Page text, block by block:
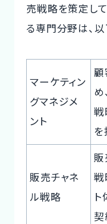
売戦略を策定し
る専門分野は、以
マーケティン
グマネジメ
ント
め
戦
を
販売チャネ
ル戦略
戦
契